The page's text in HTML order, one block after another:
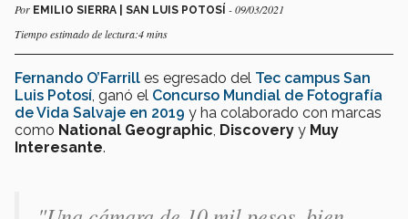
Por EMILIO SIERRA | SAN LUIS POTOSÍ - 09/03/2021
Tiempo estimado de lectura:4 mins
Fernando O’Farrill es egresado del Tec campus San
Luis Potosí , ganó el Concurso Mundial de Fotografía
de Vida Salvaje en 2019 y ha colaborado con marcas
como National Geographic Discovery y Muy
Interesante.